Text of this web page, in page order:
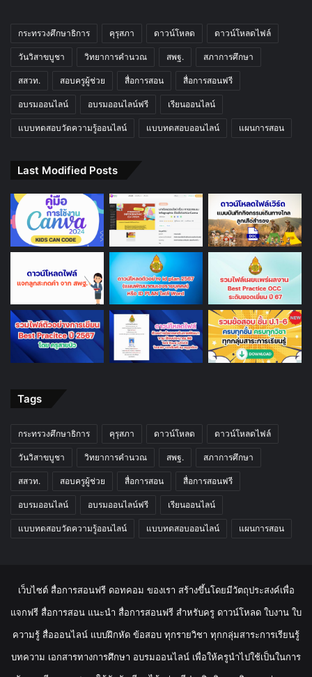
กระทรวงศึกษาธิการ คุรุสภา ดาวน์โหลด ดาวน์โหลดไฟล์
วันวิสาขบูชา วิทยาการคำนวณ สพฐ. สภาการศึกษา
สสวท. สอบครูผู้ช่วย สื่อการสอน สื่อการสอนฟรี
อบรมออนไลน์ อบรมออนไลน์ฟรี เรียนออนไลน์
แบบทดสอบวัดความรู้ออนไลน์ แบบทดสอบออนไลน์ แผนการสอน
Last Modified Posts
Tags
กระทรวงศึกษาธิการ คุรุสภา ดาวน์โหลด ดาวน์โหลดไฟล์
วันวิสาขบูชา วิทยาการคำนวณ สพฐ. สภาการศึกษา
สสวท. สอบครูผู้ช่วย สื่อการสอน สื่อการสอนฟรี
อบรมออนไลน์ อบรมออนไลน์ฟรี เรียนออนไลน์
แบบทดสอบวัดความรู้ออนไลน์ แบบทดสอบออนไลน์ แผนการสอน
เว็บไซต์ สื่อการสอนฟรี ดอทคอม ของเรา สร้างขึ้นโดยมีวัตถุประสงค์เพื่อ
แจกฟรี สื่อการสอน แนะนำ สื่อการสอนฟรี สำหรับครู ดาวน์โหลด ใบงาน ใบ
ความรู้ สื่อออนไลน์ แบบฝึกหัด ข้อสอบ ทุกรายวิชา ทุกกลุ่มสาระการเรียนรู้
บทความ เอกสารทางการศึกษา อบรมออนไลน์ เพื่อให้ครูนำไปใช้เป็นในการ